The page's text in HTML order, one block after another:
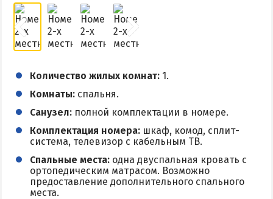
ПРИМОРСКИЙ ПОСАД
Отели Приморского Посада
КУРОРТЫ БЕЛОСАРАЙСКОГО ЗАЛИВА
Азовская Ялта
Бабах-Тарама
Белосарайская коса
Мелекино
Урзуф
Юрьевка
Количество жилых комнат: 1.
Комнаты: спальня.
Санузел: полной комплектации в номере.
Комплектация номера: шкаф, комод, сплит-
система, телевизор с кабельным ТВ.
Спальные места: одна двуспальная кровать с
ортопедическим матрасом. Возможно
предоставление дополнительного спального
места.